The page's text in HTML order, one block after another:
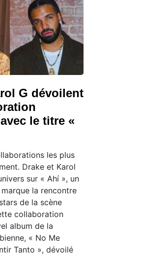
G dévoilent
le titre «
les plus
Drake et Karol
sur « Ahí », un
la rencontre
de la scène
collaboration
album de la
« No Me
Tanto », dévoilé